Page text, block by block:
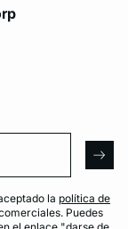
la política de
Puedes